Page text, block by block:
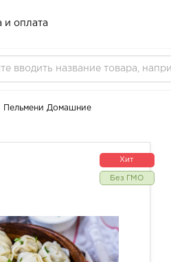
и оплата
Пельмени Домашние
Хит
Без ГМО